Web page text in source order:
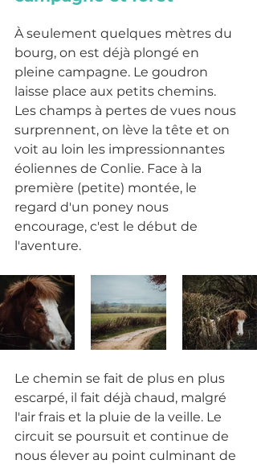
À seulement quelques mètres du
bourg, on est déjà plongé en
pleine campagne. Le goudron
laisse place aux petits chemins.
Les champs à pertes de vues nous
surprennent, on lève la tête et on
voit au loin les impressionnantes
éoliennes de Conlie. Face à la
première (petite) montée, le
regard d'un poney nous
encourage, c'est le début de
l'aventure.
Le chemin se fait de plus en plus
escarpé, il fait déjà chaud, malgré
l'air frais et la pluie de la veille. Le
circuit se poursuit et continue de
nous élever au point culminant de